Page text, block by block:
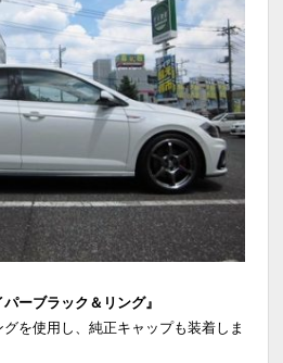
ーブラック＆リング』
を使用し、純正キャップも装着しま